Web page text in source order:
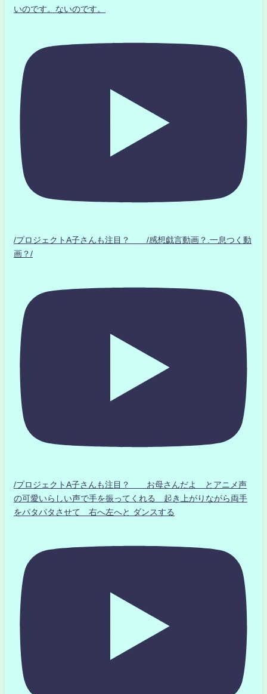
いのです。ないのです。
/プロジェクトA子さんも注目？ /感想戯言動画？.一息つく動
画？/
/プロジェクトA子さんも注目？ お母さんだよ とアニメ声
の可愛いらしい声で手を振ってくれる 起き上がりながら両手
をパタパタさせて 右へ左へと ダンスする